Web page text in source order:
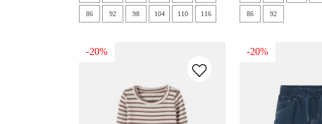
86 92 98 104 110 116 86 92
-20% -20%